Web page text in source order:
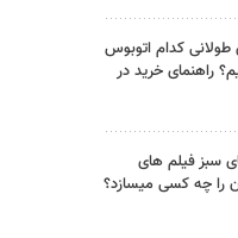
طولانی کدام اتوبوس
راهنمای خرید در
سبز فیلم های
را چه کسی میسازد؟